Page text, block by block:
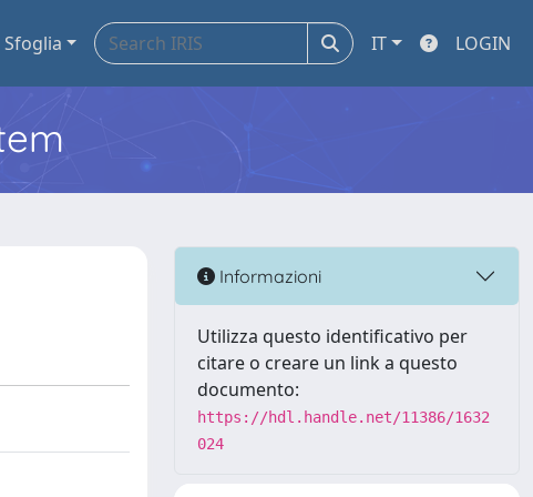
Sfoglia IT LOGIN
Informazioni
Utilizza questo identificativo per
citare o creare un link a questo
documento:
https://hdl.handle.net/11386/1632
024